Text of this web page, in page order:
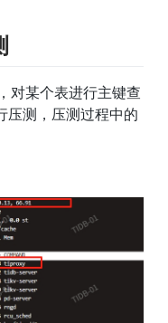
对某个表进行主键查
测，压测过程中的